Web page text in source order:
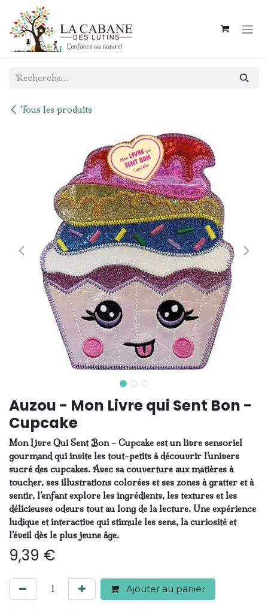
Se rendre au contenu
Tous les produits
Auzou - Mon Livre qui Sent Bon -
Cupcake
Mon Livre Qui Sent Bon – Cupcake est un livre sensoriel
gourmand qui invite les tout-petits à découvrir l’univers
sucré des cupcakes. Avec sa couverture aux matières à
toucher, ses illustrations colorées et ses zones à gratter et à
sentir, l’enfant explore les ingrédients, les textures et les
délicieuses odeurs tout au long de la lecture. Une expérience
ludique et interactive qui stimule les sens, la curiosité et
l’éveil dès le plus jeune âge.
9,39 €
Ajouter au panier